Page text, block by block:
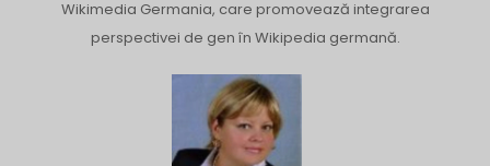
Wikimedia Germania, care promovează integrarea
perspectivei de gen în Wikipedia germană.